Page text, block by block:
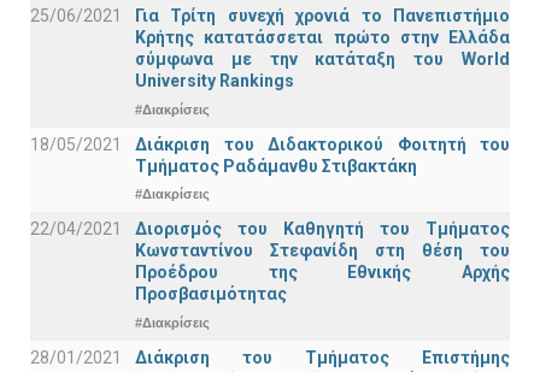
25/06/2021
Για Τρίτη συνεχή χρονιά το Πανεπιστήμιο
Κρήτης κατατάσσεται πρώτο στην Ελλάδα
σύμφωνα με την κατάταξη του World
University Rankings
#Διακρίσεις
18/05/2021
Διάκριση του Διδακτορικού Φοιτητή του
Τμήματος Ραδάμανθυ Στιβακτάκη
#Διακρίσεις
22/04/2021
Διορισμός του Καθηγητή του Τμήματος
Κωνσταντίνου Στεφανίδη στη θέση του
Προέδρου της Εθνικής Αρχής
Προσβασιμότητας
#Διακρίσεις
28/01/2021
Διάκριση του Τμήματος Επιστήμης